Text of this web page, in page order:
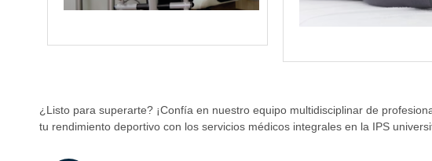
¿Listo para superarte? ¡Confía en nuestro equipo multidisciplinar de
tu rendimiento deportivo con los servicios médicos integrales en la IPS